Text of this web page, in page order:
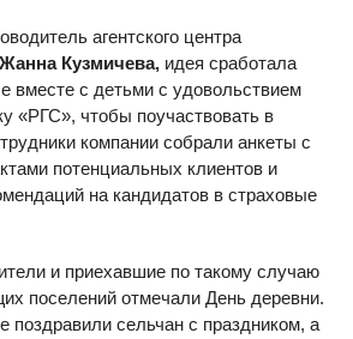
агентского центра
Жанна Кузмичева, идея сработала
вместе с детьми с удовольствием
«РГС», чтобы поучаствовать в
компании собрали анкеты с
потенциальных клиентов и
на кандидатов в страховые
и приехавшие по такому случаю
поселений отмечали День деревни.
поздравили сельчан с праздником, а